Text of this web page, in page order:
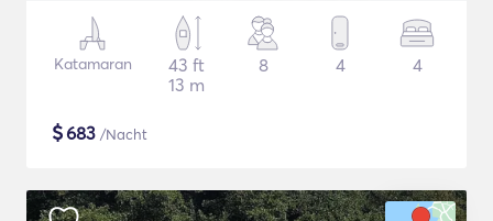
Katamaran
43 ft
13 m
8 4 4
$683 /Nacht